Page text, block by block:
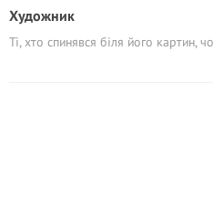
Художник
Ті, хто спинявся біля його картин,